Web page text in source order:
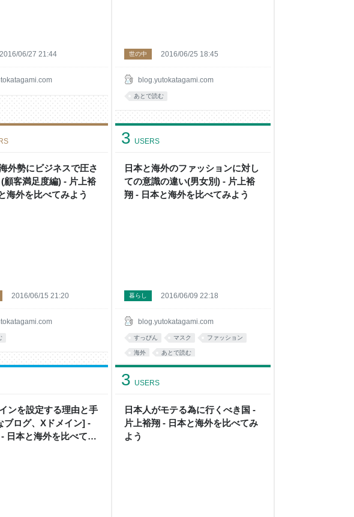
2016/06/27 21:44
blog.yutokatagami.com
世の中 2016/06/25 18:45
あとで読む
外勢にビジネスで圧さ
顧客満足度編) - 片上裕
海外を比べてみよう
2016/06/15 21:20
日本と海外のファッションに対し
ての意識の違い(男女別) - 片上裕
翔 - 日本と海外を比べてみよう
3 USERS
blog.yutokatagami.com
暮らし 2016/06/09 22:18
すっぴん マスク ファッション
海外 あとで読む
ンを設定する理由と手
ブログ、Xドメイン] -
日本と海外を比べてみ
日本人がモテる為に行くべき国 -
片上裕翔 - 日本と海外を比べてみ
よう
3 USERS